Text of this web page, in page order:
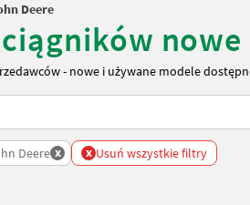
Deere
- nowe i używane modele
Deere x x Usuń wszystkie filtry